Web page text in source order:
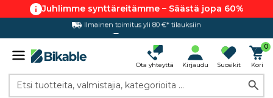
Juhlimme synttäreitämme – Säästä jopa 60%
Ilmainen toimitus yli 80 €* tilauksiin
Hintatakuu
Ota yhteyttä Kirjaudu Suosikit
0
Kori
Etsi tuotteita, valmistajia, kategorioita ...